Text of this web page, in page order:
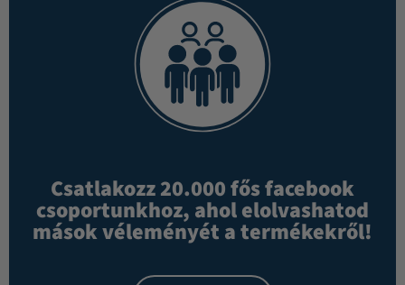
Csatlakozz 20.000 fős facebook
csoportunkhoz, ahol elolvashatod
mások véleményét a termékekről!